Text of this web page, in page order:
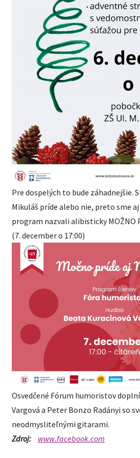
Pre dospelých to bude záhadnejšie.
Mikuláš príde alebo nie, preto sme
program nazvali alibisticky MOŽNO
(7. december o 17:00)
Osvedčené Fórum humoristov
Vargová a Peter Bonzo Radányi so
neodmysliteľnými gitarami.
Zdroj:
www.facebook.com